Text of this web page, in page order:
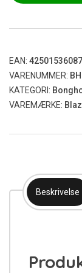
EAN:
VARENUMMER:
KATEGORI:
VAREMÆRKE:
Beskrivelse